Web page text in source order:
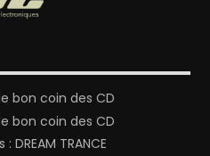
le bon coin des CD
le bon coin des CD
DREAM TRANCE